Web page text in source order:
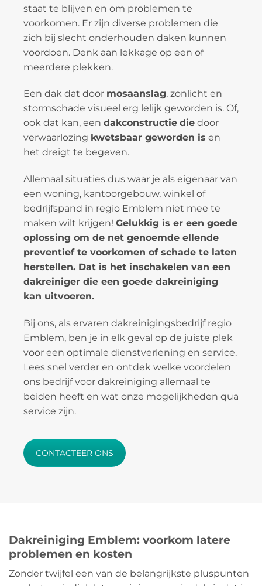
staat te blijven en om problemen te
voorkomen. Er zijn diverse problemen die
zich bij slecht onderhouden daken kunnen
voordoen. Denk aan lekkage op een of
meerdere plekken.
Een dak dat door mosaanslag, zonlicht en
stormschade visueel erg lelijk geworden is. Of,
ook dat kan, een dakconstructie die door
verwaarlozing kwetsbaar geworden is en
het dreigt te begeven.
Allemaal situaties dus waar je als eigenaar van
een woning, kantoorgebouw, winkel of
bedrijfspand in regio Emblem niet mee te
maken wilt krijgen! Gelukkig is er een goede
oplossing om de net genoemde ellende
preventief te voorkomen of schade te laten
herstellen. Dat is het inschakelen van een
dakreiniger die een goede dakreiniging
kan uitvoeren.
Bij ons, als ervaren dakreinigingsbedrijf regio
Emblem, ben je in elk geval op de juiste plek
voor een optimale dienstverlening en service.
Lees snel verder en ontdek welke voordelen
ons bedrijf voor dakreiniging allemaal te
beiden heeft en wat onze mogelijkheden qua
service zijn.
CONTACTEER ONS
Dakreiniging Emblem: voorkom latere
problemen en kosten
Zonder twijfel een van de belangrijkste pluspunten